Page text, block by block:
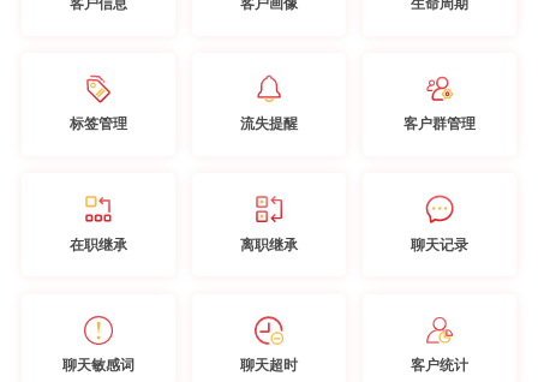
标签管理 流失提醒 客户群管理
在职继承 离职继承 聊天记录
聊天敏感词 聊天超时 客户统计